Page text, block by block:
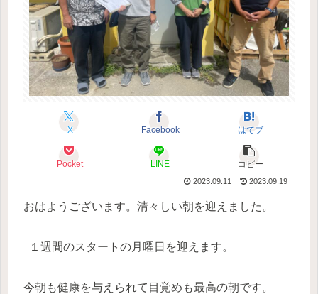
X Facebook はてブ
Pocket LINE コピー
2023.09.11 2023.09.19
おはようございます。清々しい朝を迎えました。
１週間のスタートの月曜日を迎えます。
今朝も健康を与えられて目覚めも最高の朝です。